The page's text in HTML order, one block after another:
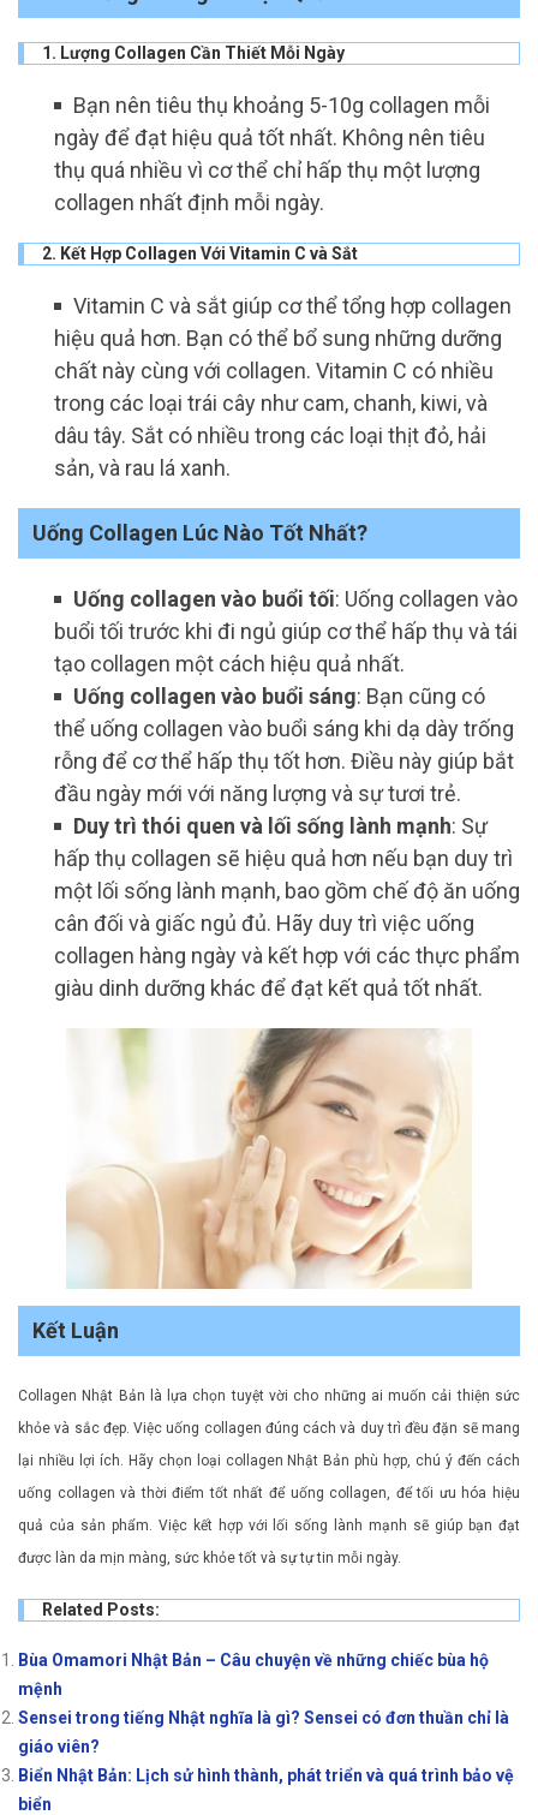
1. Lượng Collagen Cần Thiết Mỗi Ngày
Bạn nên tiêu thụ khoảng 5-10g collagen mỗi
ngày để đạt hiệu quả tốt nhất. Không nên tiêu
thụ quá nhiều vì cơ thể chỉ hấp thụ một lượng
collagen nhất định mỗi ngày.
2. Kết Hợp Collagen Với Vitamin C và Sắt
Vitamin C và sắt giúp cơ thể tổng hợp collagen
hiệu quả hơn. Bạn có thể bổ sung những dưỡng
chất này cùng với collagen. Vitamin C có nhiều
trong các loại trái cây như cam, chanh, kiwi, và
dâu tây. Sắt có nhiều trong các loại thịt đỏ, hải
sản, và rau lá xanh.
Uống Collagen Lúc Nào Tốt Nhất?
Uống collagen vào buổi tối: Uống collagen vào
buổi tối trước khi đi ngủ giúp cơ thể hấp thụ và tái
tạo collagen một cách hiệu quả nhất.
Uống collagen vào buổi sáng: Bạn cũng có
thể uống collagen vào buổi sáng khi dạ dày trống
rỗng để cơ thể hấp thụ tốt hơn. Điều này giúp bắt
đầu ngày mới với năng lượng và sự tươi trẻ.
Duy trì thói quen và lối sống lành mạnh: Sự
hấp thụ collagen sẽ hiệu quả hơn nếu bạn duy trì
một lối sống lành mạnh, bao gồm chế độ ăn uống
cân đối và giấc ngủ đủ. Hãy duy trì việc uống
collagen hàng ngày và kết hợp với các thực phẩm
giàu dinh dưỡng khác để đạt kết quả tốt nhất.
Kết Luận
Collagen Nhật Bản là lựa chọn tuyệt vời cho những ai muốn cải thiện sức
khỏe và sắc đẹp. Việc uống collagen đúng cách và duy trì đều đặn sẽ mang
lại nhiều lợi ích. Hãy chọn loại collagen Nhật Bản phù hợp, chú ý đến cách
uống collagen và thời điểm tốt nhất để uống collagen, để tối ưu hóa hiệu
quả của sản phẩm. Việc kết hợp với lối sống lành mạnh sẽ giúp bạn đạt
được làn da mịn màng, sức khỏe tốt và sự tự tin mỗi ngày.
Related Posts:
Bùa Omamori Nhật Bản – Câu chuyện về những chiếc bùa hộ
mệnh
Sensei trong tiếng Nhật nghĩa là gì? Sensei có đơn thuần chỉ là
giáo viên?
Biển Nhật Bản: Lịch sử hình thành, phát triển và quá trình bảo vệ
biển